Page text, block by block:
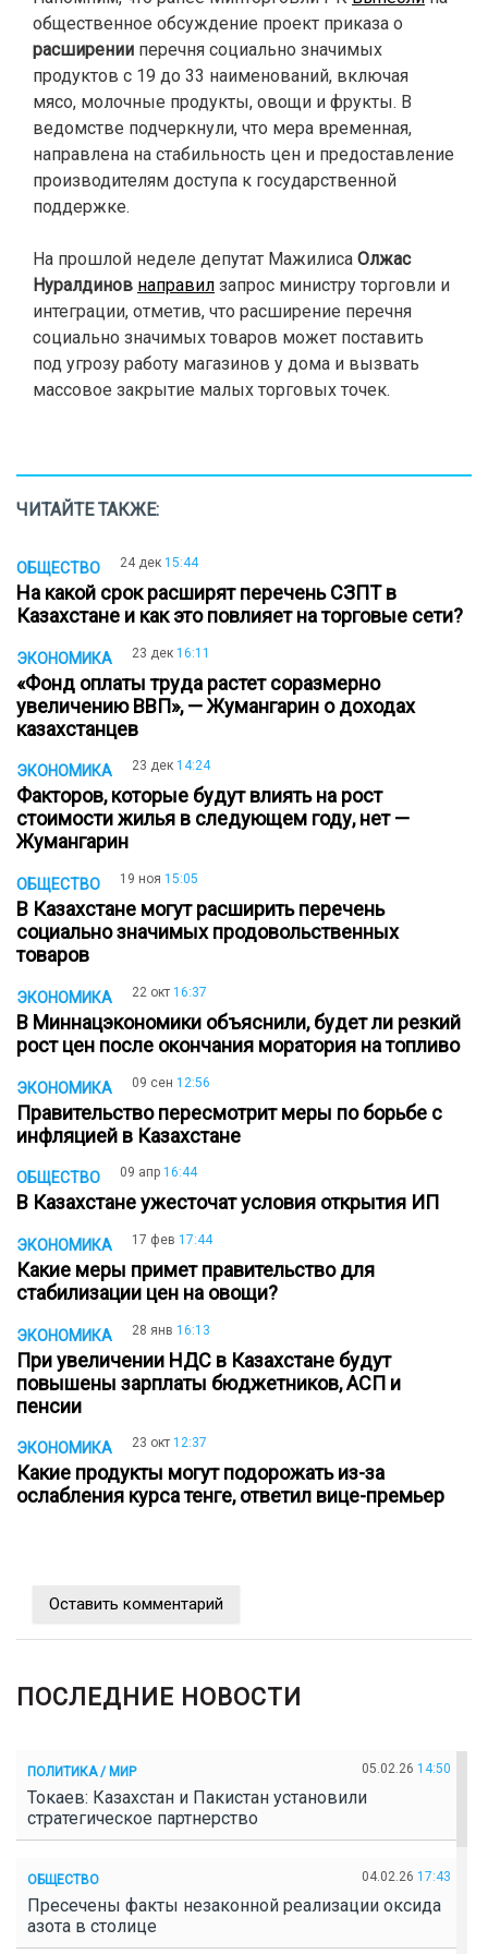
общественное обсуждение проект приказа о
расширении перечня социально значимых
продуктов с 19 до 33 наименований, включая
мясо, молочные продукты, овощи и фрукты. В
ведомстве подчеркнули, что мера временная,
направлена на стабильность цен и предоставление
производителям доступа к государственной
поддержке.
На прошлой неделе депутат Мажилиса Олжас
Нуралдинов направил запрос министру торговли и
интеграции, отметив, что расширение перечня
социально значимых товаров может поставить
под угрозу работу магазинов у дома и вызвать
массовое закрытие малых торговых точек.
ЧИТАЙТЕ ТАКЖЕ:
ОБЩЕСТВО 24 дек 15:44
На какой срок расширят перечень СЗПТ в
Казахстане и как это повлияет на торговые сети?
ЭКОНОМИКА 23 дек 16:11
«Фонд оплаты труда растет соразмерно
увеличению ВВП», — Жумангарин о доходах
казахстанцев
ЭКОНОМИКА 23 дек 14:24
Факторов, которые будут влиять на рост
стоимости жилья в следующем году, нет —
Жумангарин
ОБЩЕСТВО 19 ноя 15:05
В Казахстане могут расширить перечень
социально значимых продовольственных
товаров
ЭКОНОМИКА 22 окт 16:37
В Миннацэкономики объяснили, будет ли резкий
рост цен после окончания моратория на топливо
ЭКОНОМИКА 09 сен 12:56
Правительство пересмотрит меры по борьбе с
инфляцией в Казахстане
ОБЩЕСТВО 09 апр 16:44
В Казахстане ужесточат условия открытия ИП
ЭКОНОМИКА 17 фев 17:44
Какие меры примет правительство для
стабилизации цен на овощи?
ЭКОНОМИКА 28 янв 16:13
При увеличении НДС в Казахстане будут
повышены зарплаты бюджетников, АСП и
пенсии
ЭКОНОМИКА 23 окт 12:37
Какие продукты могут подорожать из-за
ослабления курса тенге, ответил вице-премьер
Оставить комментарий
ПОСЛЕДНИЕ НОВОСТИ
ПОЛИТИКА / МИР 05.02.26 14:50
Токаев: Казахстан и Пакистан установили
стратегическое партнерство
ОБЩЕСТВО 04.02.26 17:43
Пресечены факты незаконной реализации оксида
азота в столице